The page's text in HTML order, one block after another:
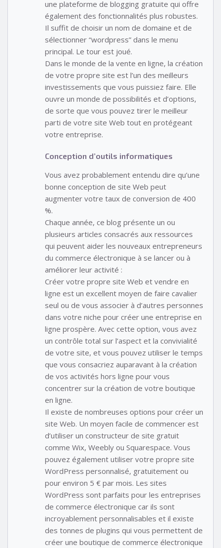
une plateforme de blogging gratuite qui offre
également des fonctionnalités plus robustes.
Il suffit de choisir un nom de domaine et de
sélectionner “wordpress” dans le menu
principal. Le tour est joué.
Dans le monde de la vente en ligne, la création
de votre propre site est l’un des meilleurs
investissements que vous puissiez faire. Elle
ouvre un monde de possibilités et d’options,
de sorte que vous pouvez tirer le meilleur
parti de votre site Web tout en protégeant
votre entreprise.
Conception d’outils informatiques
Vous avez probablement entendu dire qu’une
bonne conception de site Web peut
augmenter votre taux de conversion de 400
%.
Chaque année, ce blog présente un ou
plusieurs articles consacrés aux ressources
qui peuvent aider les nouveaux entrepreneurs
du commerce électronique à se lancer ou à
améliorer leur activité :
Créer votre propre site Web et vendre en
ligne est un excellent moyen de faire cavalier
seul ou de vous associer à d’autres personnes
dans votre niche pour créer une entreprise en
ligne prospère. Avec cette option, vous avez
un contrôle total sur l’aspect et la convivialité
de votre site, et vous pouvez utiliser le temps
que vous consacriez auparavant à la création
de vos activités hors ligne pour vous
concentrer sur la création de votre boutique
en ligne.
Il existe de nombreuses options pour créer un
site Web. Un moyen facile de commencer est
d’utiliser un constructeur de site gratuit
comme Wix, Weebly ou Squarespace. Vous
pouvez également utiliser votre propre site
WordPress personnalisé, gratuitement ou
pour environ 5 € par mois. Les sites
WordPress sont parfaits pour les entreprises
de commerce électronique car ils sont
incroyablement personnalisables et il existe
des tonnes de plugins qui vous permettent de
créer une boutique de commerce électronique